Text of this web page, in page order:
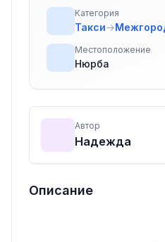
Категория
Такси→
Местоположение
Нюрба
Автор
Надежда
Описание